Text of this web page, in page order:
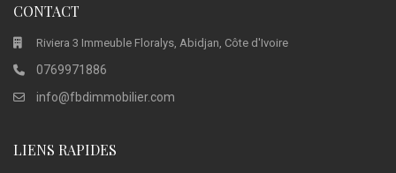
CONTACT
Riviera 3 Immeuble Floralys, Abidjan, Côte d'Ivoire
0769971886
info@fbdimmobilier.com
LIENS RAPIDES